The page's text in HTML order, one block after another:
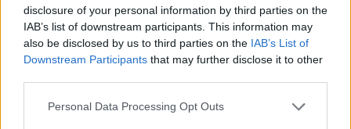
disclosure of your personal information by third parties on the
IAB’s list of downstream participants. This information may
also be disclosed by us to third parties on the IAB’s List of
Downstream Participants that may further disclose it to other
Personal Data Processing Opt Outs